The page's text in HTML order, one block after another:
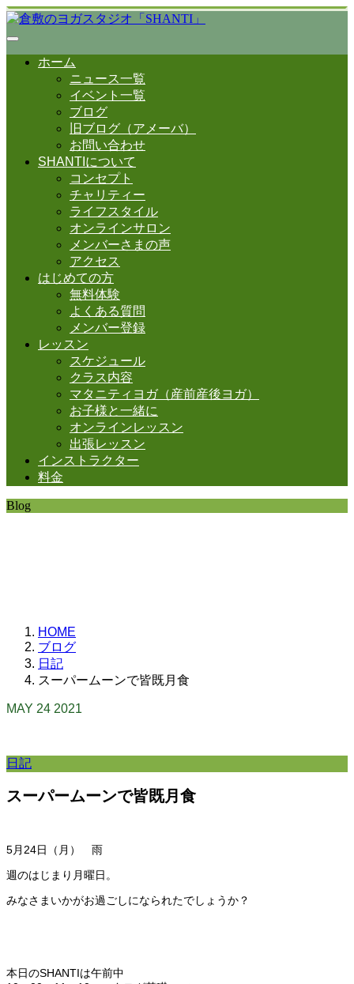
ホーム
ニュース一覧
イベント一覧
ブログ
旧ブログ（アメーバ）
お問い合わせ
SHANTIについて
コンセプト
チャリティー
ライフスタイル
オンラインサロン
メンバーさまの声
アクセス
はじめての方
無料体験
よくある質問
メンバー登録
レッスン
スケジュール
クラス内容
マタニティヨガ（産前産後ヨガ）
お子様と一緒に
オンラインレッスン
出張レッスン
インストラクター
料金
Blog
HOME
ブログ
日記
スーパームーンで皆既月食
MAY 24 2021
日記
スーパームーンで皆既月食
5月24日（月） 雨
週のはじまり月曜日。
みなさまいかがお過ごしになられたでしょうか？
本日のSHANTIは午前中